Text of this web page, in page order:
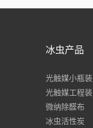
冰虫产品
光触媒小瓶装
光触媒工程装
微纳除醛布
冰虫活性炭